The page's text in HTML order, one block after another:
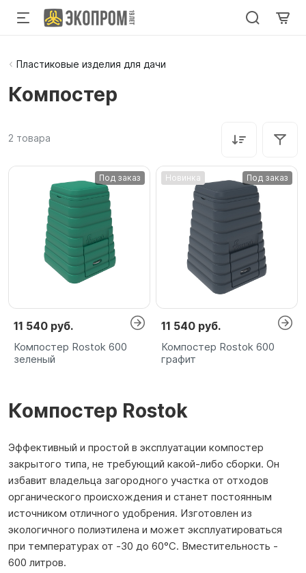
Пластиковые изделия для дачи
Компостер
2 товара
Под заказ
11 540 руб.
Компостер Rostok 600
зеленый
Новинка Под заказ
11 540 руб.
Компостер Rostok 600
графит
Компостер Rostok
Эффективный и простой в эксплуатации компостер
закрытого типа, не требующий какой-либо сборки. Он
избавит владельца загородного участка от отходов
органического происхождения и станет постоянным
источником отличного удобрения. Изготовлен из
экологичного полиэтилена и может эксплуатироваться
при температурах от -30 до 60°С. Вместительность -
600 литров.